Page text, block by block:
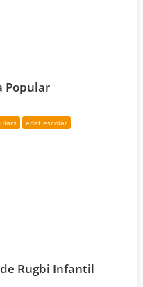
Popular
edat escolar
Rugbi Infantil